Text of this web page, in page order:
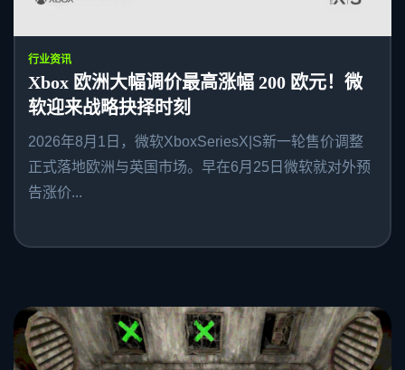
行业资讯
Xbox 欧洲大幅调价最高涨幅 200 欧元！微
软迎来战略抉择时刻
2026年8月1日，微软XboxSeriesX|S新一轮售价调整
正式落地欧洲与英国市场。早在6月25日微软就对外预
告涨价...